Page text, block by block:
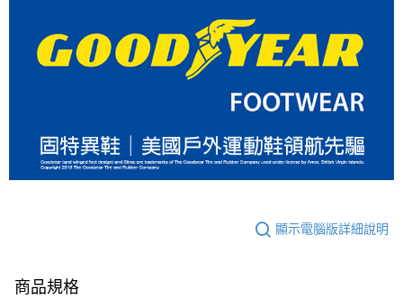
顯示電腦版詳細說明
商品規格